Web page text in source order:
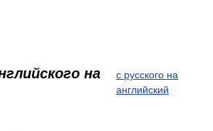
на
с русского на
английский